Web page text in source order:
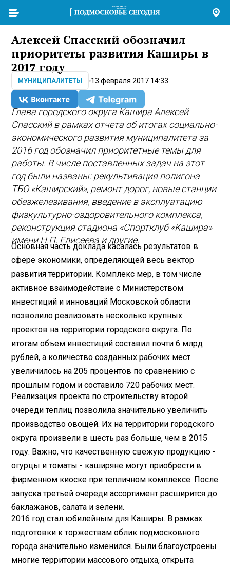
Алексей Спасский обозначил
приоритеты развития Каширы в
2017 году
МУНИЦИПАЛИТЕТЫ 13 февраля 2017 14:33
Глава городского округа Кашира Алексей
Спасский в рамках отчета об итогах социально-
экономического развития муниципалитета за
2016 год обозначил приоритетные темы для
работы. В числе поставленных задач на этот
год были названы: рекультивация полигона
ТБО «Каширский», ремонт дорог, новые станции
обезжелезивания, введение в эксплуатацию
физкультурно-оздоровительного комплекса,
реконструкция стадиона «Спортклуб «Кашира»
имени Н.П. Елисеева и другие.
Основная часть доклада касалась результатов в
сфере экономики, определяющей весь вектор
развития территории. Комплекс мер, в том числе
активное взаимодействие с Министерством
инвестиций и инноваций Московской области
позволило реализовать несколько крупных
проектов на территории городского округа. По
итогам объем инвестиций составил почти 6 млрд
рублей, а количество созданных рабочих мест
увеличилось на 205 процентов по сравнению с
прошлым годом и составило 720 рабочих мест.
Реализация проекта по строительству второй
очереди теплиц позволила значительно увеличить
производство овощей. Их на территории городского
округа произвели в шесть раз больше, чем в 2015
году. Важно, что качественную свежую продукцию -
огурцы и томаты - каширяне могут приобрести в
фирменном киоске при тепличном комплексе. После
запуска третьей очереди ассортимент расширится до
баклажанов, салата и зелени.
2016 год стал юбилейным для Каширы. В рамках
подготовки к торжествам облик подмосковного
города значительно изменился. Были благоустроены
многие территории массового отдыха, открыта